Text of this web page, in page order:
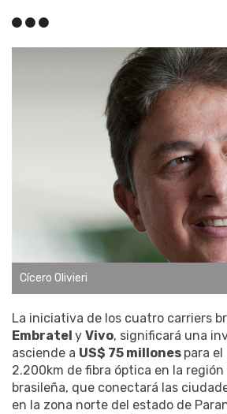
Cícero Olivieri
La iniciativa de los cuatro carriers
Embratel y Vivo, significará una
asciende a US$ 75 millones para
2.200km de fibra óptica en la
brasileña, que conectará las
en la zona norte del estado de